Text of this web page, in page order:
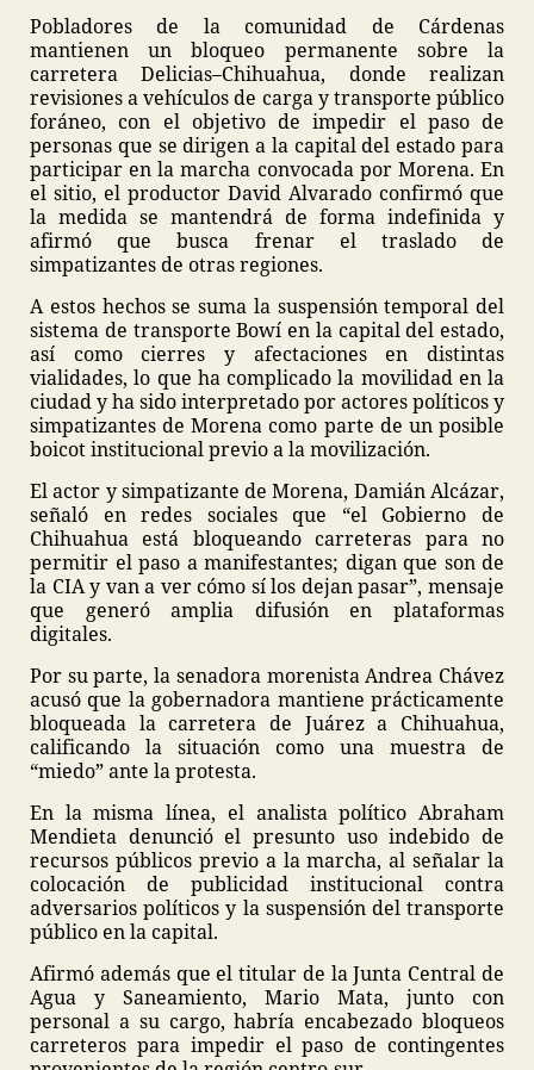
Pobladores de la comunidad de Cárdenas
mantienen un bloqueo permanente sobre la
carretera Delicias–Chihuahua, donde realizan
revisiones a vehículos de carga y transporte público
foráneo, con el objetivo de impedir el paso de
personas que se dirigen a la capital del estado para
participar en la marcha convocada por Morena. En
el sitio, el productor David Alvarado confirmó que
la medida se mantendrá de forma indefinida y
afirmó que busca frenar el traslado de
simpatizantes de otras regiones.
A estos hechos se suma la suspensión temporal del
sistema de transporte Bowí en la capital del estado,
así como cierres y afectaciones en distintas
vialidades, lo que ha complicado la movilidad en la
ciudad y ha sido interpretado por actores políticos y
simpatizantes de Morena como parte de un posible
boicot institucional previo a la movilización.
El actor y simpatizante de Morena, Damián Alcázar,
señaló en redes sociales que “el Gobierno de
Chihuahua está bloqueando carreteras para no
permitir el paso a manifestantes; digan que son de
la CIA y van a ver cómo sí los dejan pasar”, mensaje
que generó amplia difusión en plataformas
digitales.
Por su parte, la senadora morenista Andrea Chávez
acusó que la gobernadora mantiene prácticamente
bloqueada la carretera de Juárez a Chihuahua,
calificando la situación como una muestra de
“miedo” ante la protesta.
En la misma línea, el analista político Abraham
Mendieta denunció el presunto uso indebido de
recursos públicos previo a la marcha, al señalar la
colocación de publicidad institucional contra
adversarios políticos y la suspensión del transporte
público en la capital.
Afirmó además que el titular de la Junta Central de
Agua y Saneamiento, Mario Mata, junto con
personal a su cargo, habría encabezado bloqueos
carreteros para impedir el paso de contingentes